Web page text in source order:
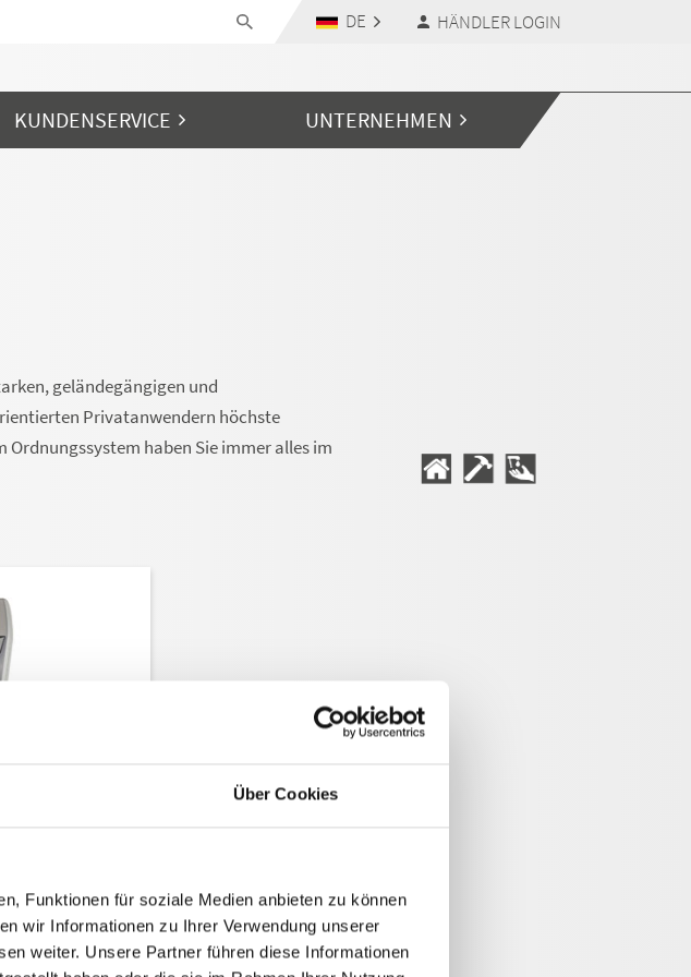
Über Cookies
Funktionen für soziale Medien anbieten zu können
wir Informationen zu Ihrer Verwendung unserer
weiter. Unsere Partner führen diese Informationen
DE HÄNDLER LOGIN
KUNDENSERVICE UNTERNEHMEN
geländegängigen und
Privatanwendern höchste
haben Sie immer alles im